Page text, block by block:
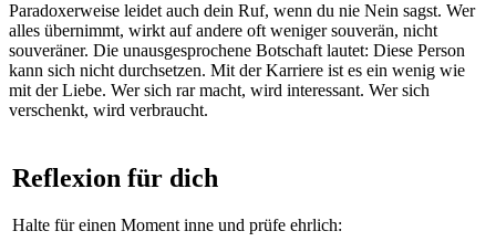
Paradoxerweise leidet auch dein Ruf, wenn du nie Nein sagst. Wer
alles übernimmt, wirkt auf andere oft weniger souverän, nicht
souveräner. Die unausgesprochene Botschaft lautet: Diese Person
kann sich nicht durchsetzen. Mit der Karriere ist es ein wenig wie
mit der Liebe. Wer sich rar macht, wird interessant. Wer sich
verschenkt, wird verbraucht.
Reflexion für dich
Halte für einen Moment inne und prüfe ehrlich: